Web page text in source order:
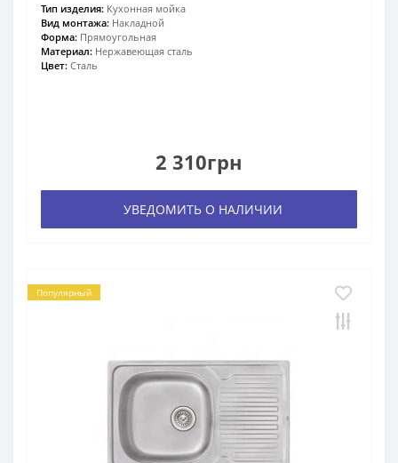
Тип изделия: Кухонная мойка
Вид монтажа: Накладной
Форма: Прямоугольная
Материал: Нержавеющая сталь
Цвет: Сталь
2 310грн
УВЕДОМИТЬ О НАЛИЧИИ
Популярный